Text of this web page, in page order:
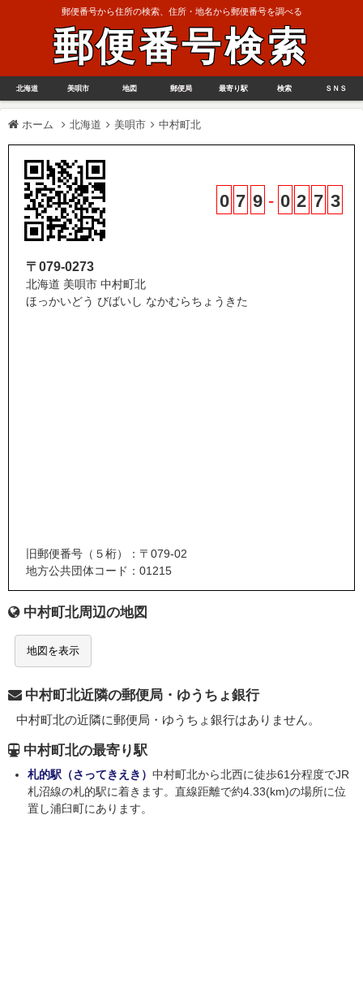
郵便番号から住所の検索、住所・地名から郵便番号を調べる
郵便番号検索
北海道 美唄市 地図 郵便局 最寄り駅 検索 ＳＮＳ
ホーム 北海道 美唄市 中村町北
0 7 9 - 0 2 7 3
〒079-0273
北海道 美唄市 中村町北
ほっかいどう びばいし なかむらちょうきた
旧郵便番号（５桁）：〒079-02
地方公共団体コード：01215
中村町北周辺の地図
地図を表示
中村町北近隣の郵便局・ゆうちょ銀行
中村町北の近隣に郵便局・ゆうちょ銀行はありません。
中村町北の最寄り駅
札的駅（さってきえき） 中村町北から北西に徒歩61分程度でJR
札沼線の札的駅に着きます。直線距離で約4.33(km)の場所に位
置し浦臼町にあります。